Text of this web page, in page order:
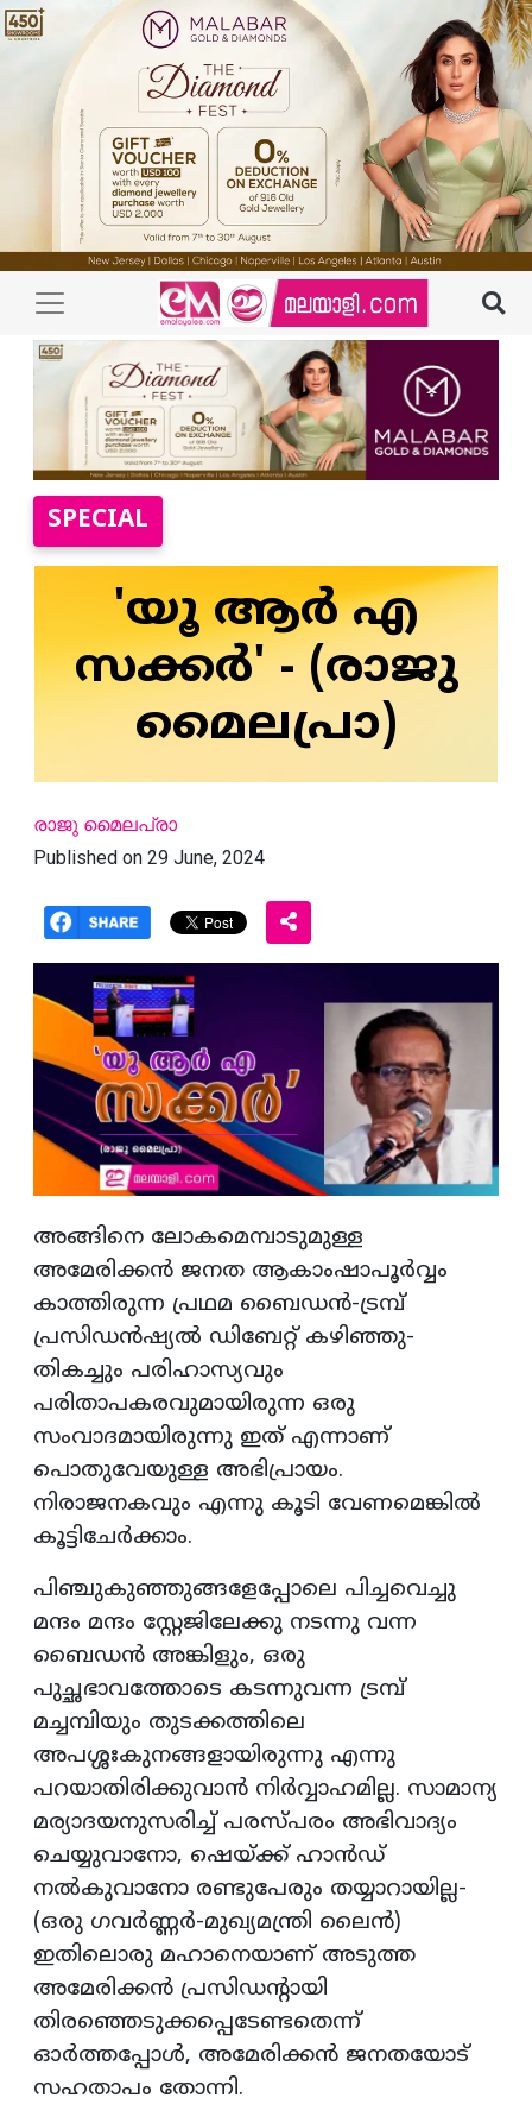
SPECIAL
'യൂ ആര്‍ എ
സക്കര്‍' - (രാജു
മൈലപ്രാ)
രാജു മൈലപ്രാ
Published on 29 June, 2024
അങ്ങിനെ ലോകമെമ്പാടുമുള്ള
അമേരിക്കന്‍ ജനത ആകാംഷാപൂര്‍വ്വം
കാത്തിരുന്ന പ്രഥമ ബൈഡന്‍-ട്രമ്പ്
പ്രസിഡന്‍ഷ്യല്‍ ഡിബേറ്റ് കഴിഞ്ഞു-
തികച്ചും പരിഹാസ്യവും
പരിതാപകരവുമായിരുന്ന ഒരു
സംവാദമായിരുന്നു ഇത് എന്നാണ്
പൊതുവേയുള്ള അഭിപ്രായം.
നിരാജനകവും എന്നു കൂടി വേണമെങ്കില്‍
കൂട്ടിചേര്‍ക്കാം.
പിഞ്ചുകുഞ്ഞുങ്ങളേപ്പോലെ പിച്ചവെച്ചു
മന്ദം മന്ദം സ്റ്റേജിലേക്കു നടന്നു വന്ന
ബൈഡന്‍ അങ്കിളും, ഒരു
പുച്ഛഭാവത്തോടെ കടന്നുവന്ന ട്രമ്പ്
മച്ചമ്പിയും തുടക്കത്തിലെ
അപശ്ശഃകുനങ്ങളായിരുന്നു എന്നു
പറയാതിരിക്കുവാന്‍ നിര്‍വ്വാഹമില്ല. സാമാന്യ
മര്യാദയനുസരിച്ച് പരസ്പരം അഭിവാദ്യം
ചെയ്യുവാനോ, ഷെയ്ക്ക് ഹാന്‍ഡ്
നല്‍കുവാനോ രണ്ടുപേരും തയ്യാറായില്ല-
(ഒരു ഗവര്‍ണ്ണര്‍-മുഖ്യമന്ത്രി ലൈന്‍)
ഇതിലൊരു മഹാനെയാണ് അടുത്ത
അമേരിക്കന്‍ പ്രസിഡന്റായി
തിരഞ്ഞെടുക്കപ്പെടേണ്ടതെന്ന്
ഓര്‍ത്തപ്പോള്‍, അമേരിക്കന്‍ ജനതയോട്
സഹതാപം തോന്നി.